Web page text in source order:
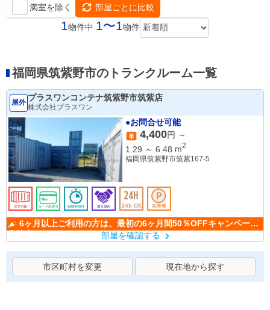
満室を除く 部屋ごとに比較
1物件中 1〜1物件
福岡県筑紫野市のトランクルーム一覧
屋外 プラスワンコンテナ筑紫野市筑紫店
株式会社プラスワン
●お問合せ可能
4,400円 ～
1.29 ～ 6.48 m2
福岡県筑紫野市筑紫167-5
部屋を確認する
市区町村を変更 現在地から探す